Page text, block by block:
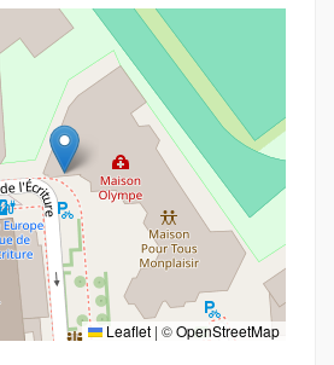
Leaflet | ©OpenStreetMap